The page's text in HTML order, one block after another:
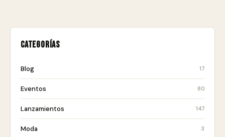
Categorías
Blog 17
Eventos 80
Lanzamientos 147
Moda 3